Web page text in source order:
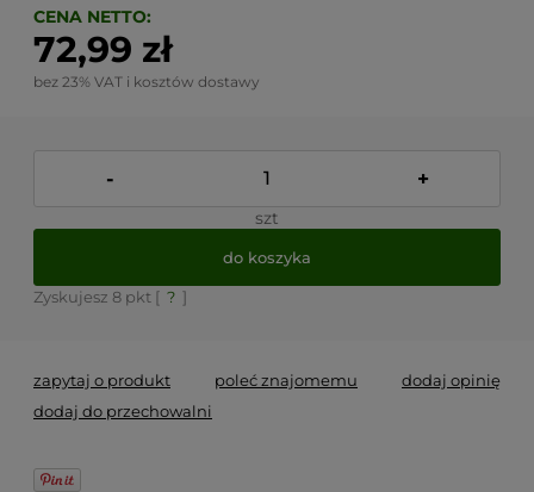
CENA NETTO:
72,99 zł
bez 23% VAT i kosztów dostawy
- +
szt
do koszyka
Zyskujesz 8 pkt [ ? ]
zapytaj o produkt poleć znajomemu
dodaj opinię
dodaj do przechowalni